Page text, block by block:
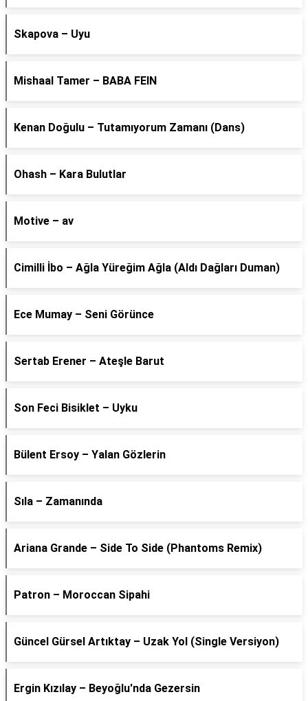
Skapova – Uyu
Mishaal Tamer – BABA FEIN
Kenan Doğulu – Tutamıyorum Zamanı (Dans)
Ohash – Kara Bulutlar
Motive – av
Cimilli İbo – Ağla Yüreğim Ağla (Aldı Dağları Duman)
Ece Mumay – Seni Görünce
Sertab Erener – Ateşle Barut
Son Feci Bisiklet – Uyku
Bülent Ersoy – Yalan Gözlerin
Sıla – Zamanında
Ariana Grande – Side To Side (Phantoms Remix)
Patron – Moroccan Sipahi
Güncel Gürsel Artıktay – Uzak Yol (Single Versiyon)
Ergin Kızılay – Beyoğlu'nda Gezersin